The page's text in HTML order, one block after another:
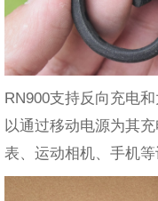
RN900支持反向充电
以通过移动电源为其
表、运动相机、手机